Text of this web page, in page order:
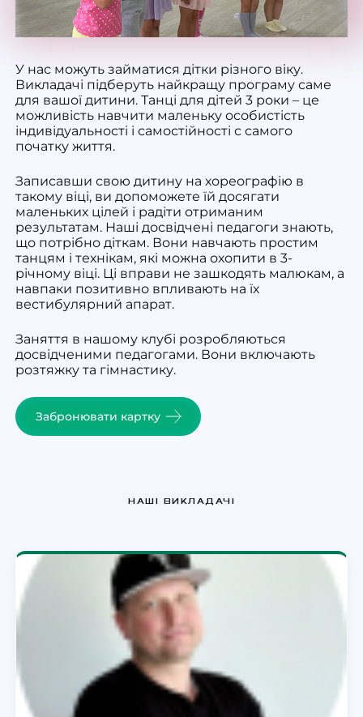
У нас можуть займатися дітки різного віку.
Викладачі підберуть найкращу програму саме
для вашої дитини.Танці для дітей 3 роки – це
можливість навчити маленьку особистість
індивідуальності і самостійності с самого
початку життя.
Записавши свою дитину на хореографію в
такому віці, ви допоможете їй досягати
маленьких цілей і радіти отриманим
результатам. Наші досвідчені педагоги знають,
що потрібно діткам. Вони навчають простим
танцям і технікам, які можна охопити в 3-
річному віці. Ці вправи не зашкодять малюкам, а
навпаки позитивно впливають на їх
вестибулярний апарат.
Заняття в нашому клубі розробляються
досвідченими педагогами. Вони включають
розтяжку та гімнастику.
Забронювати картку
НАШІ ВИКЛАДАЧІ